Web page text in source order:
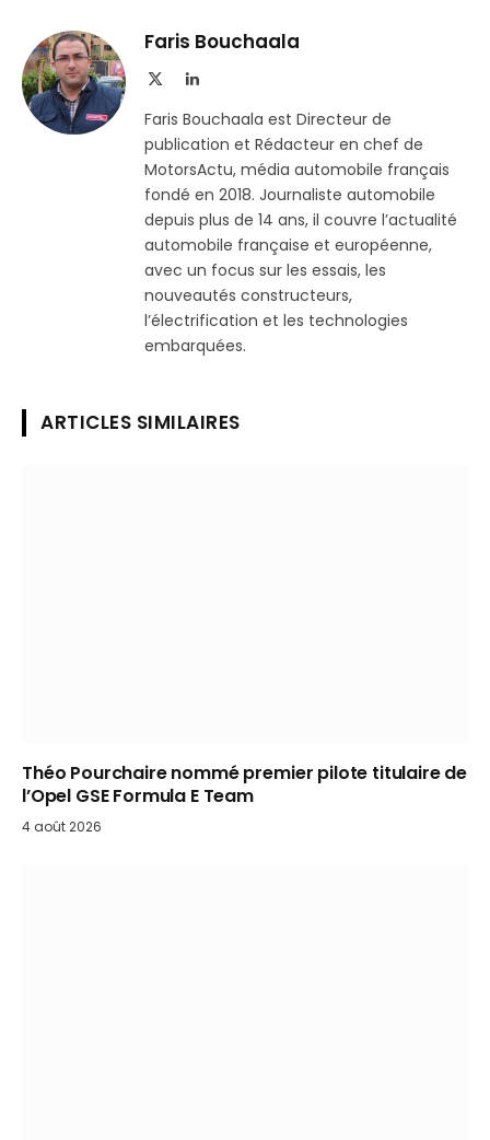
Telegram
Faris Bouchaala
LinkedIn
Faris Bouchaala est Directeur de
publication et Rédacteur en chef de
MotorsActu, média automobile français
fondé en 2018. Journaliste automobile
depuis plus de 14 ans, il couvre l’actualité
automobile française et européenne,
avec un focus sur les essais, les
nouveautés constructeurs,
l’électrification et les technologies
embarquées.
ARTICLES SIMILAIRES
Théo Pourchaire nommé premier pilote titulaire de
l’Opel GSE Formula E Team
4 août 2026